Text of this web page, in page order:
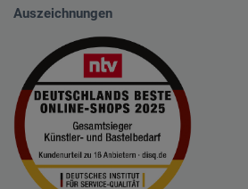
Auszeichnungen